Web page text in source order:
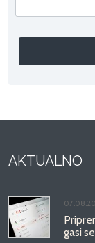
AKTUALNO
gasi